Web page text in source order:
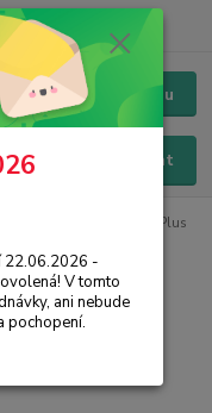
Menu
Hledat
G955 Galaxy S8 Plus
22.06.2026 -
V tomto
ani nebude
pochopení.